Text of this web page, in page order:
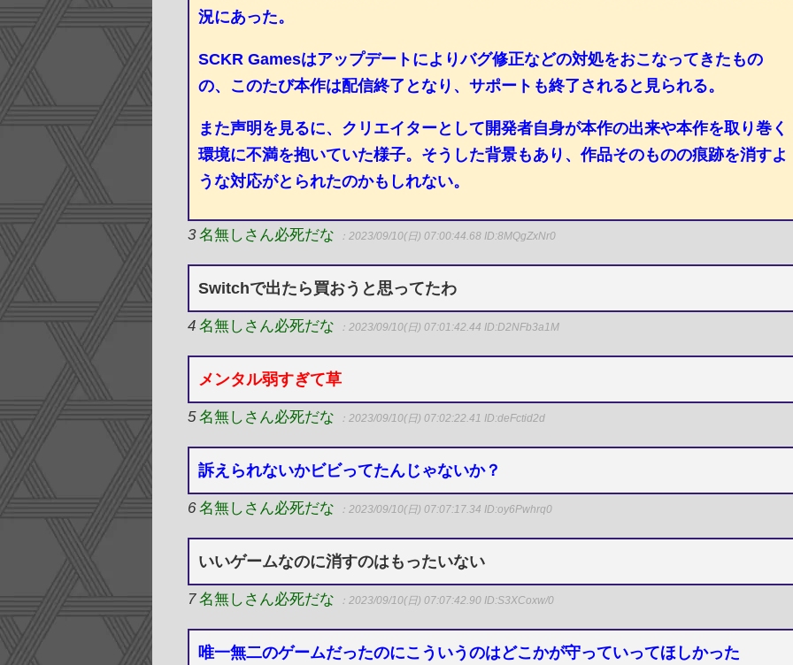
況にあった。
SCKR Gamesはアップデートによりバグ修正などの対処をおこなってきたもの
の、このたび本作は配信終了となり、サポートも終了されると見られる。
また声明を見るに、クリエイターとして開発者自身が本作の出来や本作を取り巻く
環境に不満を抱いていた様子。そうした背景もあり、作品そのものの痕跡を消すよ
うな対応がとられたのかもしれない。
3 名無しさん必死だな ：2023/09/10(日) 07:00:44.68 ID:8MQgZxNr0
Switchで出たら買おうと思ってたわ
4 名無しさん必死だな ：2023/09/10(日) 07:01:42.44 ID:D2NFb3a1M
メンタル弱すぎて草
5 名無しさん必死だな ：2023/09/10(日) 07:02:22.41 ID:deFctid2d
訴えられないかビビってたんじゃないか？
6 名無しさん必死だな ：2023/09/10(日) 07:07:17.34 ID:oy6Pwhrq0
いいゲームなのに消すのはもったいない
7 名無しさん必死だな ：2023/09/10(日) 07:07:42.90 ID:S3XCoxw/0
唯一無二のゲームだったのにこういうのはどこかが守っていってほしかった